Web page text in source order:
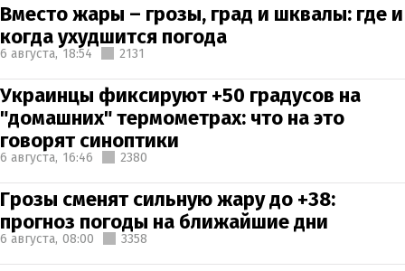
Вместо жары – грозы, град и шквалы: где и
когда ухудшится погода
6 августа, 18:54 2131
Украинцы фиксируют +50 градусов на
"домашних" термометрах: что на это
говорят синоптики
6 августа, 16:46 2380
Грозы сменят сильную жару до +38:
прогноз погоды на ближайшие дни
6 августа, 08:00 3358